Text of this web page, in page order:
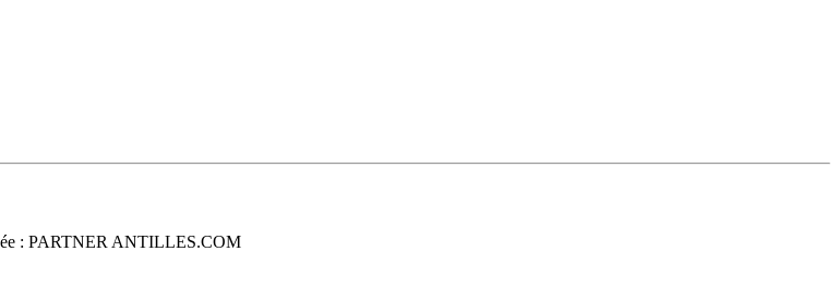
: PARTNER ANTILLES.COM